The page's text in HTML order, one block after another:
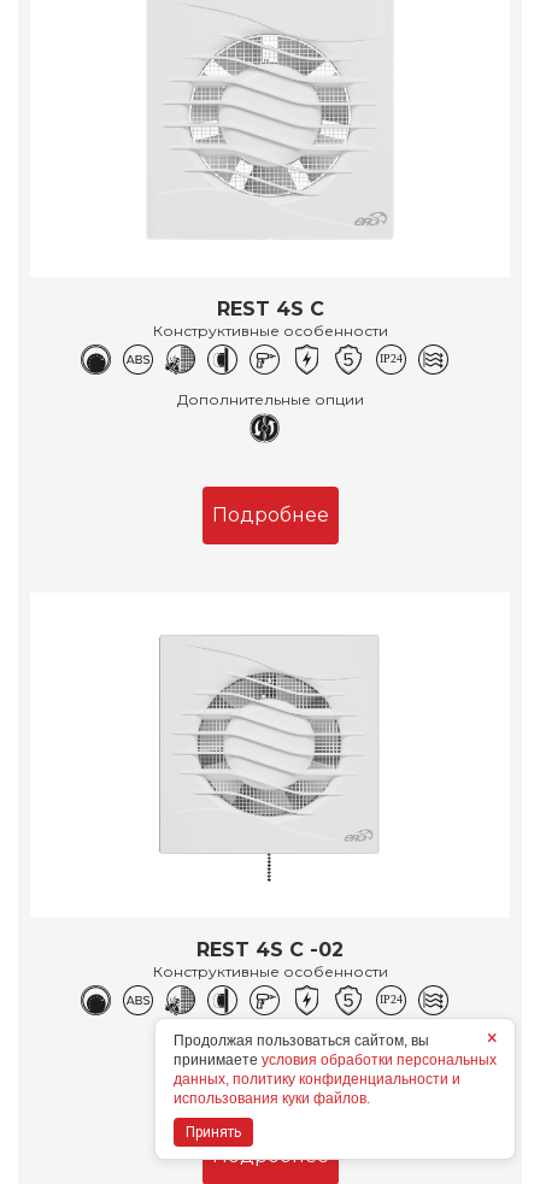
REST 4S C
Конструктивные особенности
Дополнительные опции
Подробнее
REST 4S C -02
Конструктивные особенности
Дополнительные опции
Подробнее
×
Продолжая пользоваться сайтом, вы
принимаете условия обработки персональных
данных, политику конфиденциальности и
использования куки файлов.
Принять